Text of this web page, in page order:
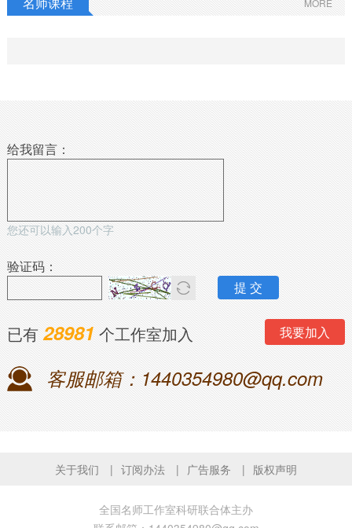
MORE
给我留言：
您还可以输入200个字
验证码：
已有28981 个工作室加入 我要加入
客服邮箱：1440354980@qq.com
关于我们 订阅办法 广告服务 版权声明
全国名师工作室科研联合体主办